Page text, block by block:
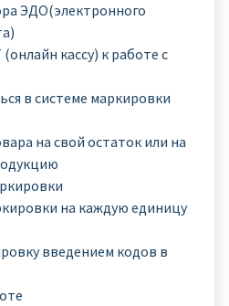
ЭДО(электронного
кассу) к работе с
в системе маркировки
на свой остаток или на
на каждую единицу
введением кодов в